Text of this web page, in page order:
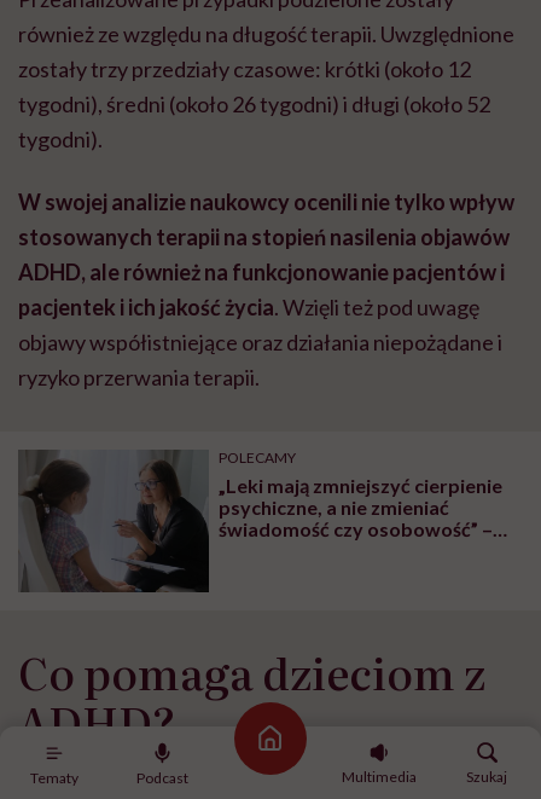
Tematy Podcast
Strona główna
Multimedia
Szukaj
również ze względu na długość terapii. Uwzględnione
zostały trzy przedziały czasowe: krótki (około 12
tygodni), średni (około 26 tygodni) i długi (około 52
tygodni).
W swojej analizie naukowcy ocenili nie tylko wpływ
stosowanych terapii na stopień nasilenia objawów
ADHD, ale również na funkcjonowanie pacjentów i
pacjentek i ich jakość życia. Wzięli też pod uwagę
objawy współistniejące oraz działania niepożądane i
ryzyko przerwania terapii.
POLECAMY
„Leki mają zmniejszyć cierpienie
psychiczne, a nie zmieniać
świadomość czy osobowość” –
Co pomaga dzieciom z
ADHD?
U dzieci i nastolatków najbardziej skuteczna okazała